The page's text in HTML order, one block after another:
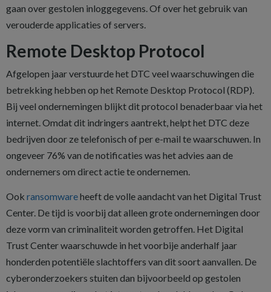
gaan over gestolen inloggegevens. Of over het gebruik van
verouderde applicaties of servers.
Remote Desktop Protocol
Afgelopen jaar verstuurde het DTC veel waarschuwingen die
betrekking hebben op het Remote Desktop Protocol (RDP).
Bij veel ondernemingen blijkt dit protocol benaderbaar via het
internet. Omdat dit indringers aantrekt, helpt het DTC deze
bedrijven door ze telefonisch of per e-mail te waarschuwen. In
ongeveer 76% van de notificaties was het advies aan de
ondernemers om direct actie te ondernemen.
Ook ransomwareheeft de volle aandacht van het Digital Trust
Center. De tijd is voorbij dat alleen grote ondernemingen door
deze vorm van criminaliteit worden getroffen. Het Digital
Trust Center waarschuwde in het voorbije anderhalf jaar
honderden potentiële slachtoffers van dit soort aanvallen. De
cyberonderzoekers stuiten dan bijvoorbeeld op gestolen